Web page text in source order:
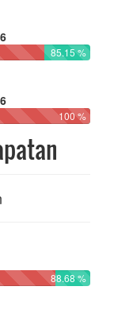
85.15 %
100 %
88.68 %